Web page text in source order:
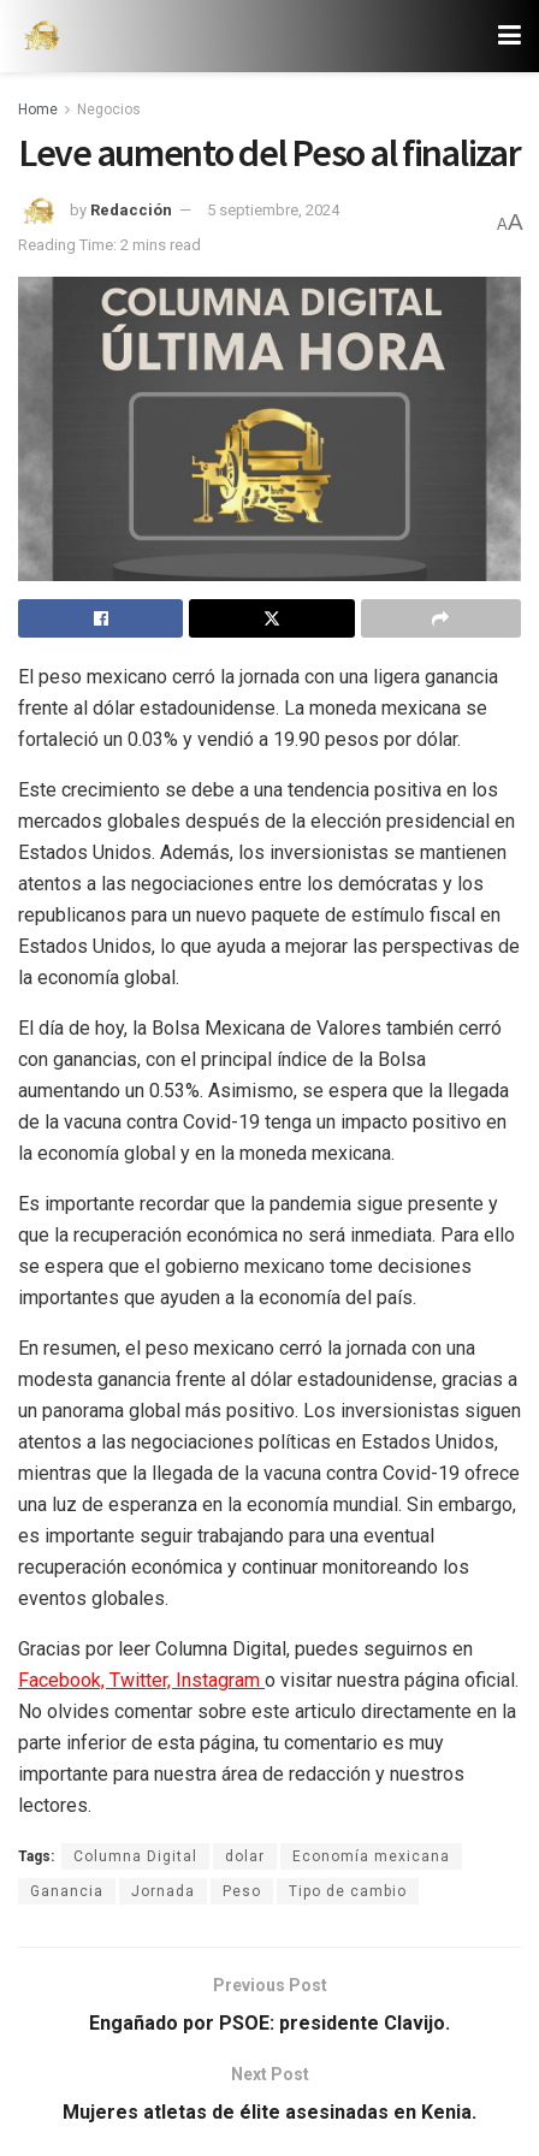
Home Negocios
Leve aumento del Peso al finalizar
by Redacción
5 septiembre, 2024
Reading Time: 2 mins read
AA
El peso mexicano cerró la jornada con una ligera ganancia
frente al dólar estadounidense. La moneda mexicana se
fortaleció un 0.03% y vendió a 19.90 pesos por dólar.
Este crecimiento se debe a una tendencia positiva en los
mercados globales después de la elección presidencial en
Estados Unidos. Además, los inversionistas se mantienen
atentos a las negociaciones entre los demócratas y los
republicanos para un nuevo paquete de estímulo fiscal en
Estados Unidos, lo que ayuda a mejorar las perspectivas de
la economía global.
El día de hoy, la Bolsa Mexicana de Valores también cerró
con ganancias, con el principal índice de la Bolsa
aumentando un 0.53%. Asimismo, se espera que la llegada
de la vacuna contra Covid-19 tenga un impacto positivo en
la economía global y en la moneda mexicana.
Es importante recordar que la pandemia sigue presente y
que la recuperación económica no será inmediata. Para ello
se espera que el gobierno mexicano tome decisiones
importantes que ayuden a la economía del país.
En resumen, el peso mexicano cerró la jornada con una
modesta ganancia frente al dólar estadounidense, gracias a
un panorama global más positivo. Los inversionistas siguen
atentos a las negociaciones políticas en Estados Unidos,
mientras que la llegada de la vacuna contra Covid-19 ofrece
una luz de esperanza en la economía mundial. Sin embargo,
es importante seguir trabajando para una eventual
recuperación económica y continuar monitoreando los
eventos globales.
Gracias por leer Columna Digital, puedes seguirnos en
Facebook, Twitter, Instagram o visitar nuestra página oficial.
No olvides comentar sobre este articulo directamente en la
parte inferior de esta página, tu comentario es muy
importante para nuestra área de redacción y nuestros
lectores.
Tags: Columna Digital dolar Economía mexicana
Ganancia Jornada Peso Tipo de cambio
Previous Post
Engañado por PSOE: presidente Clavijo.
Next Post
Mujeres atletas de élite asesinadas en Kenia.